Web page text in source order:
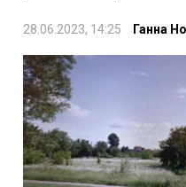
28.06.2023, 14:25 Ганна